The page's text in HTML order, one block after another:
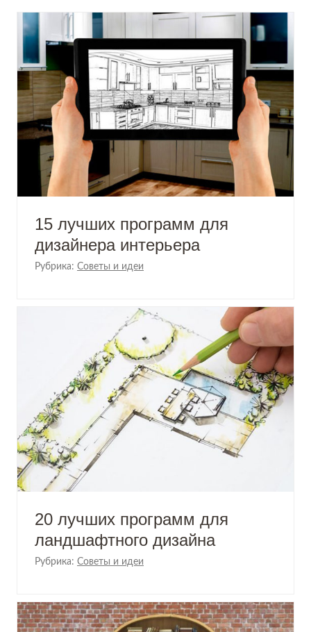
15 лучших программ для
дизайнера интерьера
Рубрика: Советы и идеи
20 лучших программ для
ландшафтного дизайна
Рубрика: Советы и идеи